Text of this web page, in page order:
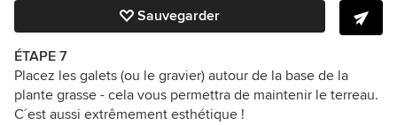
Sauvegarder
ÉTAPE 7
Placez les galets (ou le gravier) autour de la base de la
plante grasse - cela vous permettra de maintenir le terreau.
C´est aussi extrêmement esthétique !